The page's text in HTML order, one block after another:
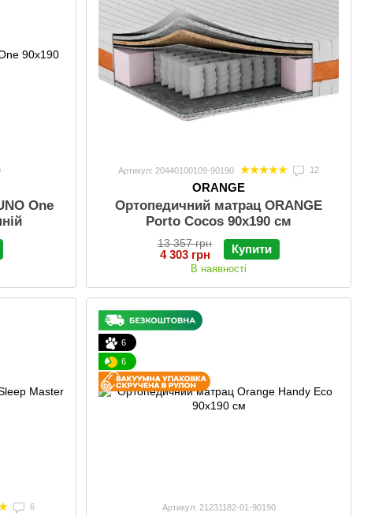
One
Артикул: 20440100109-90190 12
ORANGE
Ортопедичний матрац ORANGE
Porto Cocos 90x190 см
13 357 грн
4 303 грн Купити
В наявності
6
6
6
Артикул: 21231182-01-90190